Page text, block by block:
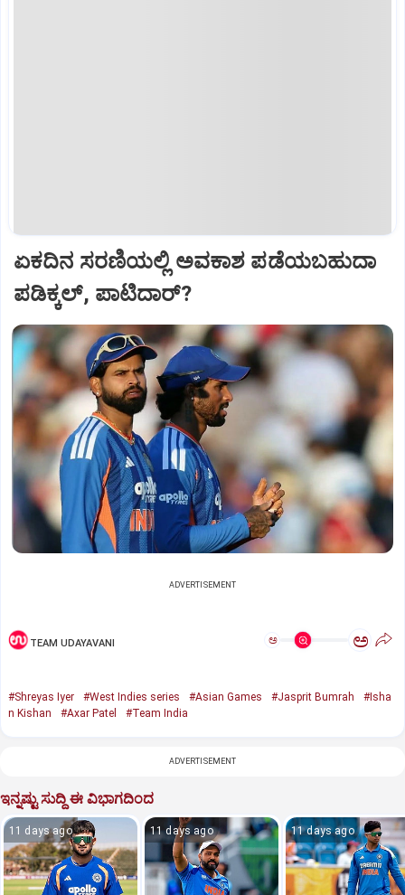
ಏಕದಿನ ಸರಣಿಯಲ್ಲಿ ಅವಕಾಶ ಪಡೆಯಬಹುದಾ
ಪಡಿಕ್ಕಲ್‌, ಪಾಟಿದಾರ್?
ADVERTISEMENT
TEAM UDAYAVANI ಅ ಅ
#Shreyas Iyer #West Indies series #Asian Games #Jasprit Bumrah
#Isha
n Kishan
#Axar Patel #Team India
ADVERTISEMENT
ಇನ್ನಷ್ಟು ಸುದ್ದಿ ಈ ವಿಭಾಗದಿಂದ
11 days ago 11 days ago 11 days ago